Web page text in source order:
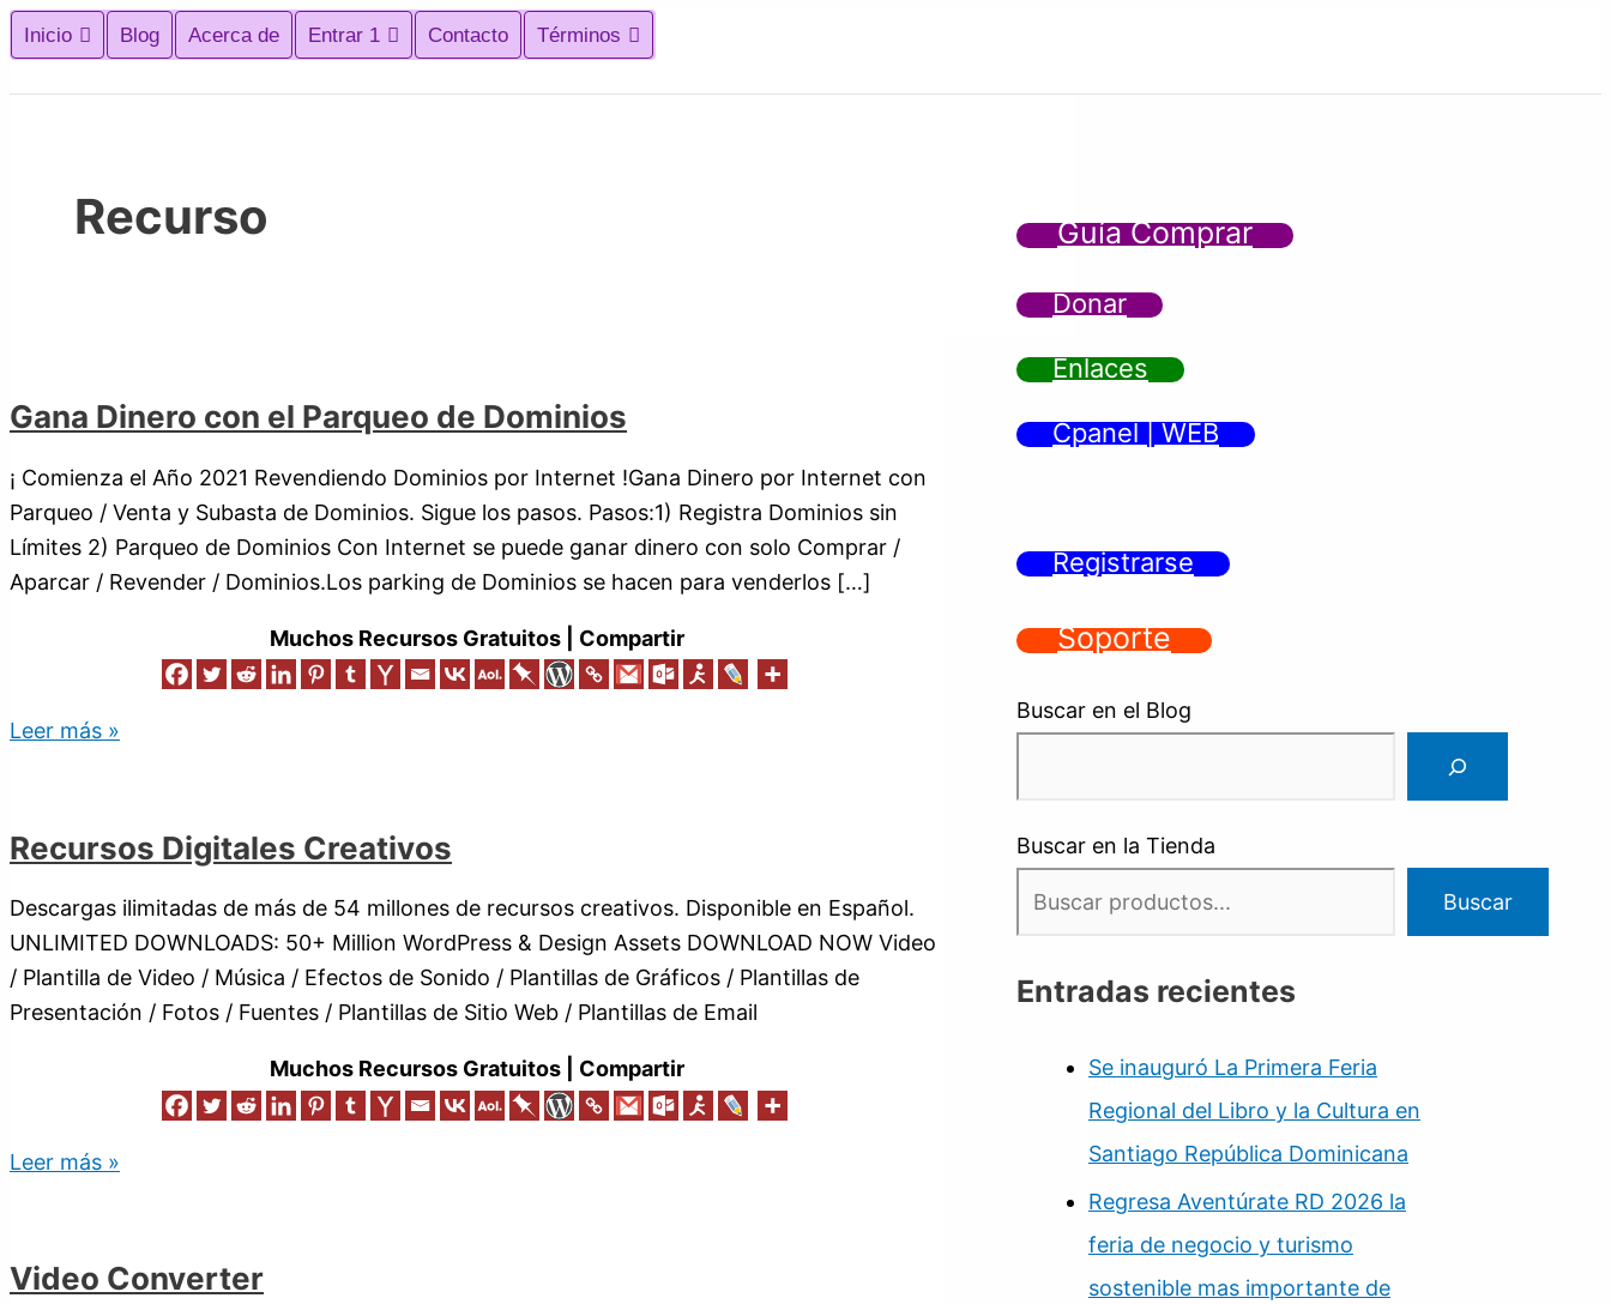
Ir
al
Inicio Blog Acerca de Entrar 1 Contacto Términos
Recurso
Gana Dinero con el Parqueo de Dominios
¡ Comienza el Año 2021 Revendiendo Dominios por Internet !Gana Dinero por Internet con
Parqueo / Venta y Subasta de Dominios. Sigue los pasos. Pasos:1) Registra Dominios sin
Límites 2) Parqueo de Dominios Con Internet se puede ganar dinero con solo Comprar /
Aparcar / Revender / Dominios.Los parking de Dominios se hacen para venderlos […]
Muchos Recursos Gratuitos | Compartir
Gana
Dinero
Dominios
Leer más »
Recursos Digitales Creativos
Descargas ilimitadas de más de 54 millones de recursos creativos. Disponible en Español.
UNLIMITED DOWNLOADS: 50+ Million WordPress & Design Assets DOWNLOAD NOW Video
/ Plantilla de Video / Música / Efectos de Sonido / Plantillas de Gráficos / Plantillas de
Presentación / Fotos / Fuentes / Plantillas de Sitio Web / Plantillas de Email
Muchos Recursos Gratuitos | Compartir
Recursos
Digitales
Leer más »
Video Converter
Video
Converter
Audiencia
en
Todo
en
Uno
Servidor
Minecraft
Servidor
Gratuito
Recursos
Alojamiento
Web
Convertidor
de
INFO.
/
Redes
Sociales
Guía Comprar
Donar
Enlaces
Cpanel | WEB
Registrarse
Soporte
Buscar en el Blog
Buscar en la Tienda
Buscar
Entradas recientes
Se inauguró La Primera Feria
Regional del Libro y la Cultura en
Santiago República Dominicana
Regresa Aventúrate RD 2026 la
feria de negocio y turismo
sostenible mas importante de